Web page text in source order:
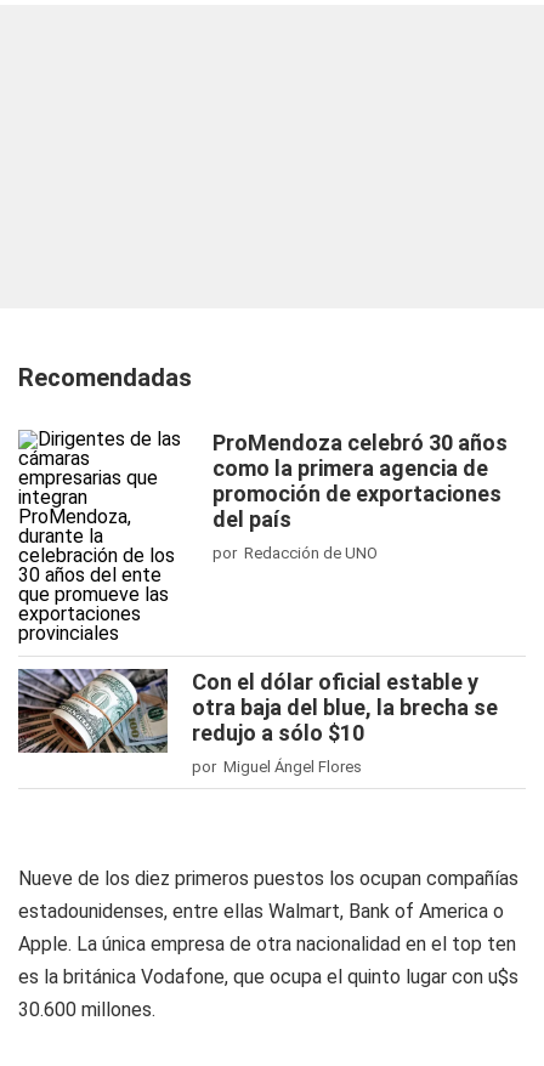
Recomendadas
ProMendoza celebró 30 años
como la primera agencia de
promoción de exportaciones
del país
por Redacción de UNO
Con el dólar oficial estable y
otra baja del blue, la brecha se
redujo a sólo $10
por Miguel Ángel Flores
Nueve de los diez primeros puestos los ocupan compañías
estadounidenses, entre ellas Walmart, Bank of America o
Apple. La única empresa de otra nacionalidad en el top ten
es la británica Vodafone, que ocupa el quinto lugar con u$s
30.600 millones.